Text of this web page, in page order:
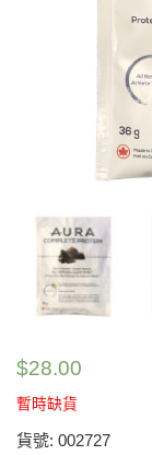
$28.00
暫時缺貨
貨號: 002727